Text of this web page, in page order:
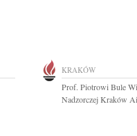
KRAKÓW
Prof. Piotrowi Bule
Nadzorczej Kraków